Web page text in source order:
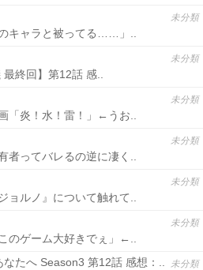
未分類
キャラと被ってる……」..
未分類
終回】第12話 感..
未分類
「炎！水！雷！」←うお..
未分類
者ってバレるの逆に凄く..
未分類
ョルノ』について触れて..
未分類
のゲーム大好きでぇ」←..
未分類
なたへ Season3 第12話 感想：..